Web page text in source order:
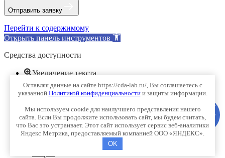
Отправить заявку
Перейти к содержимому
Открыть панель инструментов
Средства доступности
Увеличение текста
Уменьшение текста
Оттенки серого
Негативный контраст
Светлый фон
Подчёркивание ссылок
Оставляя данные на сайте https://cda-lab.ru/, Вы соглашаетесь с
указанной Политикой конфиденциальностии защиты информации.
Мы используем соокіе для наилучшего представления нашего
сайта. Если Вы продолжите использовать сайт, мы будем считать,
что Вас это устраивает. Этот сайт использует сервис веб-аналитики
Яндекс Метрика, предоставляемый компанией ООО «ЯНДЕКС».
OK